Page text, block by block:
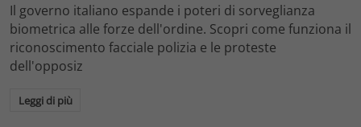
Il governo italiano espande i poteri di sorveglianza
biometrica alle forze dell'ordine. Scopri come funziona il
riconoscimento facciale polizia e le proteste
dell'opposiz
Leggi di più